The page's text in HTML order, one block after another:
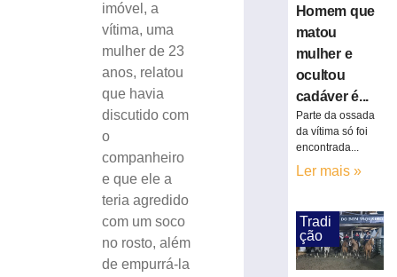
imóvel, a
vítima, uma
mulher de 23
anos, relatou
que havia
discutido com
o
companheiro
e que ele a
teria agredido
com um soco
no rosto, além
de empurrá-la
prende
mulher
suspeita
tráfico
para
exploração
sexual
Homem que
matou
mulher e
ocultou
cadáver é...
Parte da ossada
da vítima só foi
encontrada...
Ler mais »
Tradi
ção